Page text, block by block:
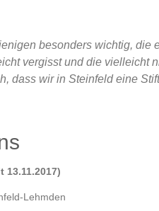
besonders wichtig, die
vergisst und die vielleicht
dass wir in Steinfeld eine
13.11.2017)
Lehmden